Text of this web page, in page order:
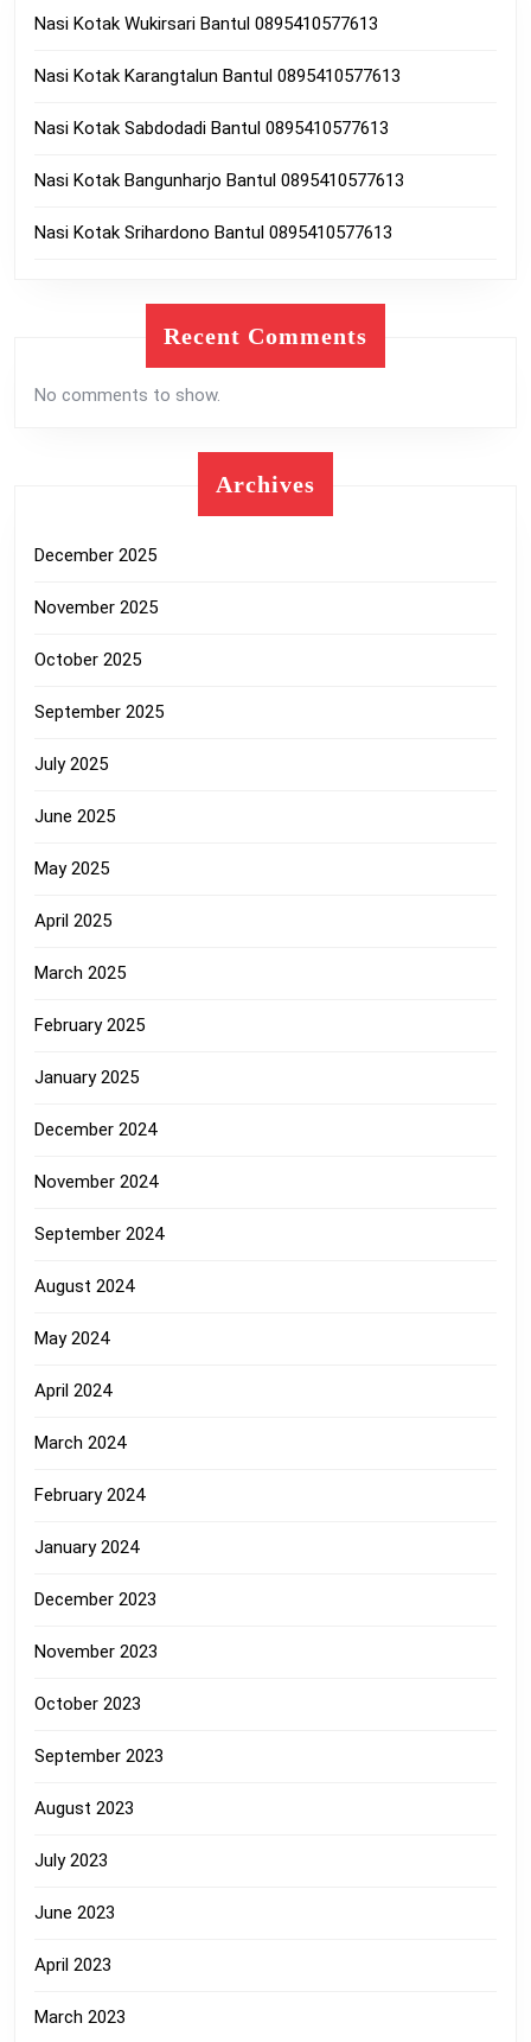
Nasi Kotak Wukirsari Bantul 0895410577613
Nasi Kotak Karangtalun Bantul 0895410577613
Nasi Kotak Sabdodadi Bantul 0895410577613
Nasi Kotak Bangunharjo Bantul 0895410577613
Nasi Kotak Srihardono Bantul 0895410577613
Recent Comments
No comments to show.
Archives
December 2025
November 2025
October 2025
September 2025
July 2025
June 2025
May 2025
April 2025
March 2025
February 2025
January 2025
December 2024
November 2024
September 2024
August 2024
May 2024
April 2024
March 2024
February 2024
January 2024
December 2023
November 2023
October 2023
September 2023
August 2023
July 2023
June 2023
April 2023
March 2023